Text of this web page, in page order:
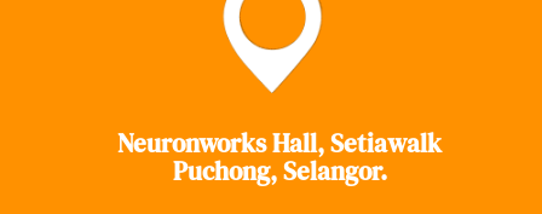
Neuronworks Hall, Setiawalk
Puchong, Selangor.